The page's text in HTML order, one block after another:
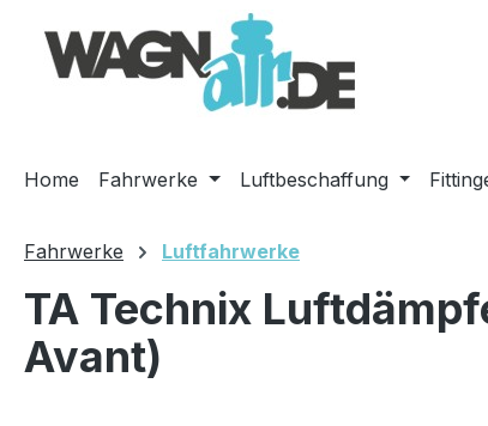
Hauptinhalt springen
Zur Suche springen
Zur Hauptnavigation springen
Home Fahrwerke Luftbeschaffung
Fahrwerke Luftfahrwerke
TA Technix
Avant)